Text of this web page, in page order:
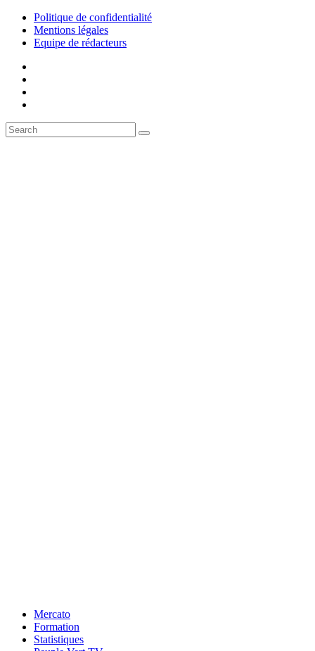
Politique de confidentialité
Mentions légales
Equipe de rédacteurs
Mercato
Formation
Statistiques